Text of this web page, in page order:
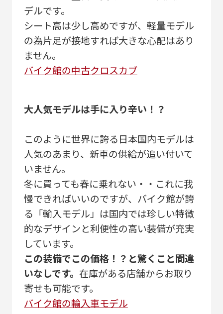
デルです。
シート高は少し高めですが、軽量モデル
の為片足が接地すれば大きな心配はあり
ません。
バイク館の中古クロスカブ
大人気モデルは手に入り辛い！？
このように世界に誇る日本国内モデルは
人気のあまり、新車の供給が追い付いて
いません。
冬に買っても春に乗れない・・これに我
慢できればいいのですが、バイク館が誇
る「輸入モデル」は国内では珍しい特徴
的なデザインと利便性の高い装備が充実
しています。
この装備でこの価格！？と驚くこと間違
いなしです。 在庫がある店舗からお取り
寄せも可能です。
バイク館の輸入車モデル